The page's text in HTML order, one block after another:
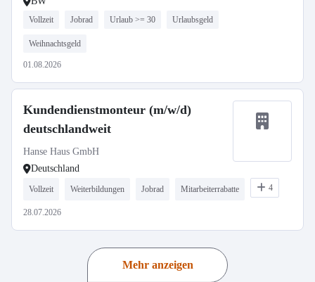
Vollzeit Jobrad Urlaub >= 30 Urlaubsgeld
Weihnachtsgeld
01.08.2026
Kundendienstmonteur (m/w/d)
deutschlandweit
Hanse Haus GmbH
Deutschland
Vollzeit Weiterbildungen Jobrad Mitarbeiterrabatte 4
28.07.2026
Mehr anzeigen